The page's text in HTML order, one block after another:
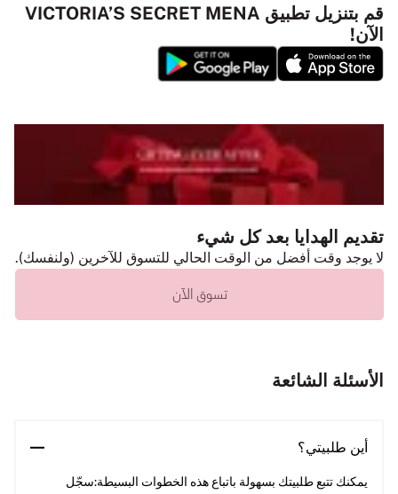
قم بتنزيل تطبيق VICTORIA’S SECRET MENA
الآن!
تقديم الهدايا بعد كل شيء
لا يوجد وقت أفضل من الوقت الحالي للتسوق للآخرين (ولنفسك).
تسوق الآن
الأسئلة الشائعة
أين طلبيتي؟
يمكنك تتبع طلبيتك بسهولة باتباع هذه الخطوات البسيطة:سجّل